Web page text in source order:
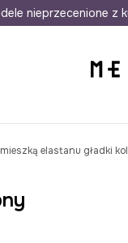
24hnieprzecenione z
elastanu gładki